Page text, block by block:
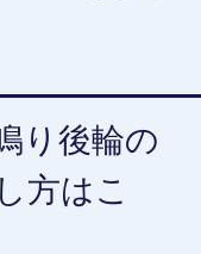
り後輪の
方はこ